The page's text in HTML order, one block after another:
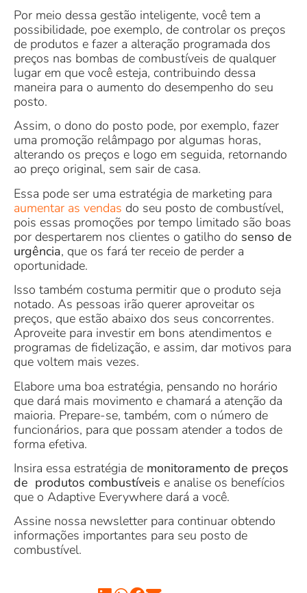
Por meio dessa gestão inteligente, você tem a
possibilidade, poe exemplo, de controlar os preços
de produtos e fazer a alteração programada dos
preços nas bombas de combustíveis de qualquer
lugar em que você esteja, contribuindo dessa
maneira para o aumento do desempenho do seu
posto.
Assim, o dono do posto pode, por exemplo, fazer
uma promoção relâmpago por algumas horas,
alterando os preços e logo em seguida, retornando
ao preço original, sem sair de casa.
Essa pode ser uma estratégia de marketing para
aumentar as vendas do seu posto de combustível,
pois essas promoções por tempo limitado são boas
por despertarem nos clientes o gatilho do senso de
urgência, que os fará ter receio de perder a
oportunidade.
Isso também costuma permitir que o produto seja
notado. As pessoas irão querer aproveitar os
preços, que estão abaixo dos seus concorrentes.
Aproveite para investir em bons atendimentos e
programas de fidelização, e assim, dar motivos para
que voltem mais vezes.
Elabore uma boa estratégia, pensando no horário
que dará mais movimento e chamará a atenção da
maioria. Prepare-se, também, com o número de
funcionários, para que possam atender a todos de
forma efetiva.
Insira essa estratégia de monitoramento de preços
de produtos combustíveis e analise os benefícios
que o Adaptive Everywhere dará a você.
Assine nossa newsletter para continuar obtendo
informações importantes para seu posto de
combustível.